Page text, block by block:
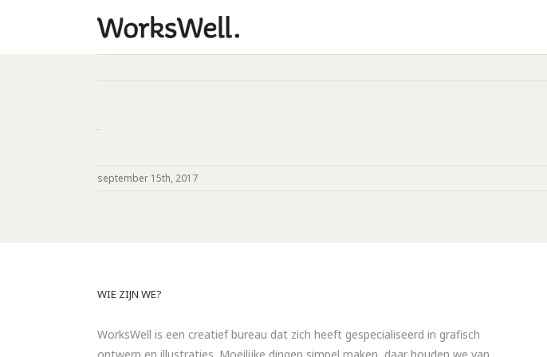
september 15th, 2017
WIE ZIJN WE?
WorksWell is een creatief bureau dat zich heeft gespecialiseerd in grafisch